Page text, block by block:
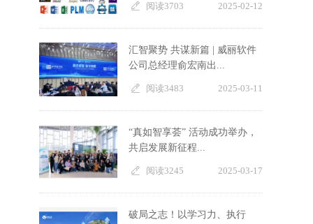
阅读3703 2025-02-12
汇智聚势 共谋新篇 | 威丽软件
公司总经理俞宏南出...
阅读3483 2025-03-11
“真如智享荟” 活动成功举办，
共启发展新征程...
阅读3245 2025-03-17
破局之志！以学习力、执行